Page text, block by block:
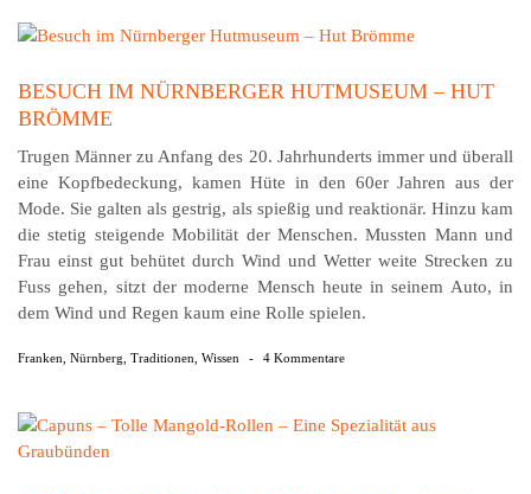
BESUCH IM NÜRNBERGER HUTMUSEUM – HUT
BRÖMME
Trugen Männer zu Anfang des 20. Jahrhunderts immer und überall
eine Kopfbedeckung, kamen Hüte in den 60er Jahren aus der
Mode. Sie galten als gestrig, als spießig und reaktionär. Hinzu kam
die stetig steigende Mobilität der Menschen. Mussten Mann und
Frau einst gut behütet durch Wind und Wetter weite Strecken zu
Fuss gehen, sitzt der moderne Mensch heute in seinem Auto, in
dem Wind und Regen kaum eine Rolle spielen.
Franken Nürnberg Traditionen Wissen - 4 Kommentare